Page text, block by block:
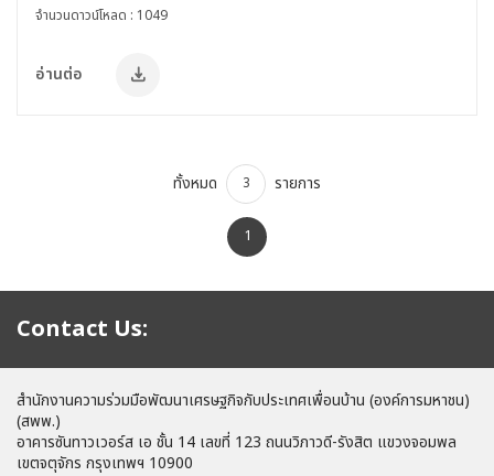
จำนวนดาวน์โหลด : 1049
อ่านต่อ
ทั้งหมด 3 รายการ
1
Contact Us:
สำนักงานความร่วมมือพัฒนาเศรษฐกิจกับประเทศเพื่อนบ้าน (องค์การมหาชน)
(สพพ.)
อาคารซันทาวเวอร์ส เอ ชั้น 14 เลขที่ 123 ถนนวิภาวดี-รังสิต แขวงจอมพล
เขตจตุจักร กรุงเทพฯ 10900